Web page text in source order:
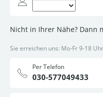
Nicht in Ihrer Nähe? Dann
Sie erreichen uns: Mo-Fr 9-18 Uhr
Per Telefon
030-577049433